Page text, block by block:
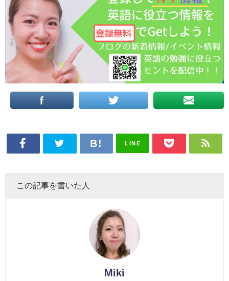
LINE
この記事を書いた人
Miki